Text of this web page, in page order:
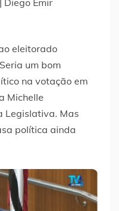
eleitorado
um bom
na votação em
Michelle
Legislativa. Mas
política ainda